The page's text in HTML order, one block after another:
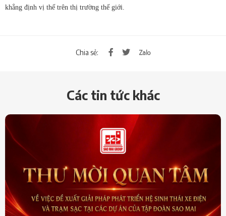
khẳng định vị thế trên thị trường thế giới.
Chia sẻ:
Các tin tức khác